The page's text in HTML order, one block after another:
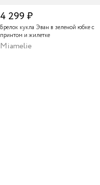
4 299 ₽
Брелок кукла Эван в зеленой юбке с
принтом и жилетке
Miamelie